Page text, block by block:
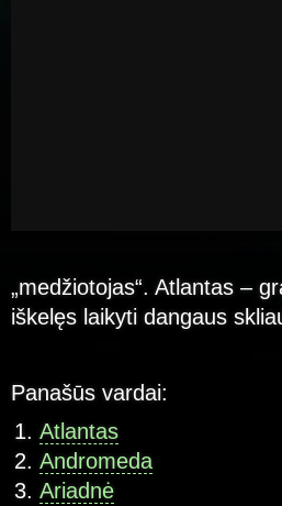
„medžiotojas“. Atlantas –
iškelęs laikyti dangaus
Panašūs vardai:
Atlantas
Andromeda
Ariadnė